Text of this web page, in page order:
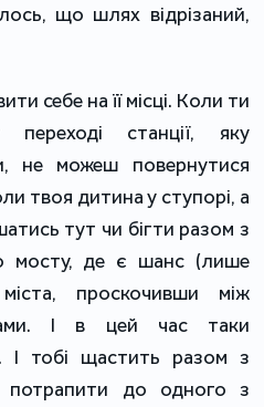
що шлях відрізаний,
себе на її місці. Коли ти
станції, яку
не можеш повернутися
твоя дитина у ступорі, а
тут чи бігти разом з
мосту, де є шанс (лише
проскочивши між
І в цей час таки
І тобі щастить разом з
потрапити до одного з